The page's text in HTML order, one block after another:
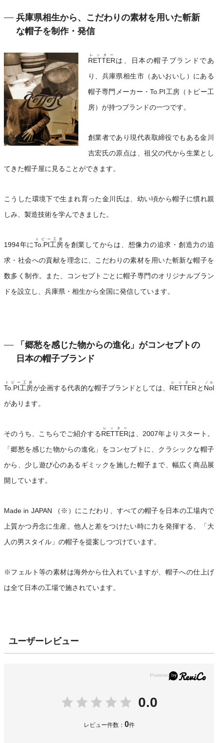
兵庫県相生から、こだわりの素材を用いた斬新
な帽子を制作・発信
RETTER
レッター
は、日本の帽子ブランドであ
り、兵庫県相生市（あいおいし）にある
帽子専門メーカー・To.PI工房（トピー工
房）が持つブランドの一つです。
創業者であり現代表取締役でもある金川
吉宏氏の原点は、祖父の代から生業とし
てきた帽子屋に見ることができます。
こうした環境下で生まれ育った金川氏は、幼い頃から帽子に慣れ親
しみ、製造技術を学んできました。
1994年にTo.PI工房
トピー工房
を創業してからは、想像力の追求・創造力の追
求・社会への貢献を理念に、こだわりの素材を用いた斬新な帽子を
数多く制作。また、コンセプトごとに帽子専門のオリジナルブラン
ドを設立し、兵庫県・相生から全国に発信しています。
「郷愁を感じた物からの進化」がコンセプトの
日本の帽子ブランド
To.PI工房
トピー工房
が企画する代表的な帽子ブランドとしては、 RETTER
レッター
と Nol
ノル
があります。
そのうち、こちらでご紹介するRETTER
レッター
は、2007年よりスタート。
「郷愁を感じた物からの進化」をコンセプトに、クラシックな帽子
から、少し遊び心のあるギミックを施した帽子まで、幅広く商品展
開しています。
Made in JAPAN （※）にこだわり、すべての帽子を日本の工場内で
上質かつ丹念に生産。他人と差をつけたい時に力を発揮する、「大
人の男スタイル」の帽子を提案しつづけています。
※フェルト等の素材は海外から仕入れていますが、帽子への仕上げ
は全て日本の工場で施されています。
ユーザーレビュー
0.0
レビュー件数： 0件